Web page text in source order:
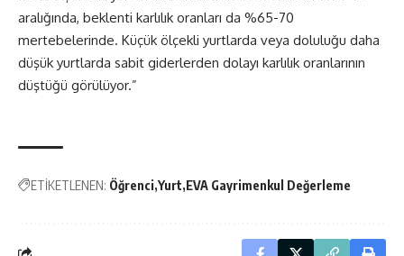
aralığında, beklenti karlılık oranları da %65-70
mertebelerinde. Küçük ölçekli yurtlarda veya doluluğu daha
düşük yurtlarda sabit giderlerden dolayı karlılık oranlarının
düştüğü görülüyor.”
ETİKETLENEN: Öğrenci Yurt EVA Gayrimenkul Değerleme